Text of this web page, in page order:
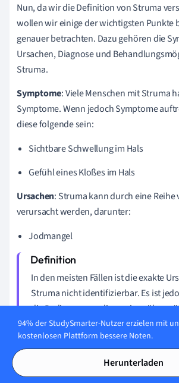
Nun, da wir die Definition von Struma
wollen wir einige der wichtigsten Punkte
genauer betrachten. Dazu gehören die
Ursachen, Diagnose und
Struma.
Symptome: Viele Menschen mit Struma
Symptome. Wenn jedoch Symptome
diese folgende sein:
Sichtbare Schwellung im Hals
Gefühl eines Kloßes im Hals
Ursachen: Struma kann durch eine
verursacht werden, darunter:
Jodmangel
In den meisten Fällen ist die exakte
Struma nicht identifizierbar. Es ist
die Bedingungen, die zu einer
ungenügenden Produktion von
führen, auch zu einer Vergrößerung
94% der StudySmarter-Nutzer erzielen mit
kostenlosen Plattform bessere Noten.
Herunterladen